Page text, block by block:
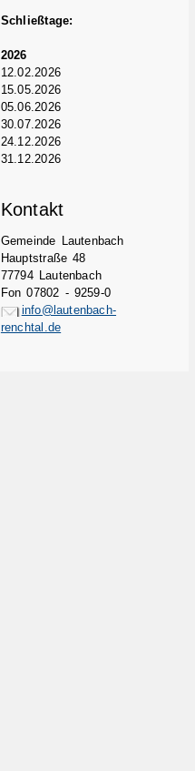
Schließtage:
2026
12.02.2026
15.05.2026
05.06.2026
30.07.2026
24.12.2026
31.12.2026
Kontakt
Gemeinde Lautenbach
Hauptstraße 48
77794 Lautenbach
Fon 07802 - 9259-0
info@lautenbach-
renchtal.de